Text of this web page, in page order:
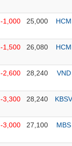
-1,000 25,000 HCM
-1,500 26,080 HCM
-2,600 28,240 VND
-3,300 28,240 KBSV
-3,000 27,100 MBS